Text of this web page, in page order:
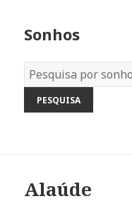
Sonhos
Dicionário
dos
Sonhos:
Alaúde